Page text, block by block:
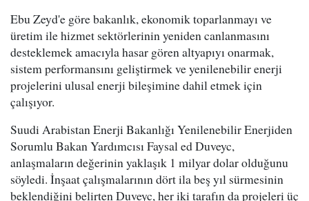
Ebu Zeyd'e göre bakanlık, ekonomik toparlanmayı ve
üretim ile hizmet sektörlerinin yeniden canlanmasını
desteklemek amacıyla hasar gören altyapıyı onarmak,
sistem performansını geliştirmek ve yenilenebilir enerji
projelerini ulusal enerji bileşimine dahil etmek için
çalışıyor.
Suudi Arabistan Enerji Bakanlığı Yenilenebilir Enerjiden
Sorumlu Bakan Yardımcısı Faysal ed Duveyc,
anlaşmaların değerinin yaklaşık 1 milyar dolar olduğunu
söyledi. İnşaat çalışmalarının dört ila beş yıl sürmesinin
beklendiğini belirten Duveyc, her iki tarafın da projeleri üç